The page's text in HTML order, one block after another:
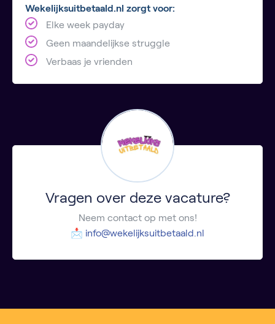
Wekelijksuitbetaald.nl zorgt voor:
Elke week payday
Geen maandelijkse struggle
Verbaas je vrienden
Vragen over deze vacature?
Neem contact op met ons!
📩 info@wekelijksuitbetaald.nl